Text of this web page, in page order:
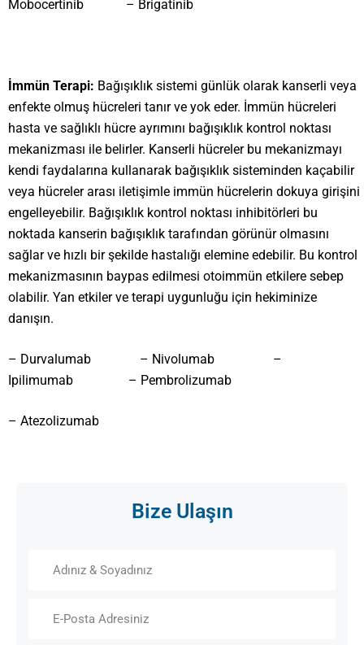
Bize Ulaşın
Mobocertinib – Brigatinib
İmmün Terapi: Bağışıklık sistemi günlük olarak kanserli veya
enfekte olmuş hücreleri tanır ve yok eder. İmmün hücreleri
hasta ve sağlıklı hücre ayrımını bağışıklık kontrol noktası
mekanizması ile belirler. Kanserli hücreler bu mekanizmayı
kendi faydalarına kullanarak bağışıklık sisteminden kaçabilir
veya hücreler arası iletişimle immün hücrelerin dokuya girişini
engelleyebilir. Bağışıklık kontrol noktası inhibitörleri bu
noktada kanserin bağışıklık tarafından görünür olmasını
sağlar ve hızlı bir şekilde hastalığı elemine edebilir. Bu kontrol
mekanizmasının baypas edilmesi otoimmün etkilere sebep
olabilir. Yan etkiler ve terapi uygunluğu için hekiminize
danışın.
– Durvalumab – Nivolumab –
Ipilimumab – Pembrolizumab
– Atezolizumab